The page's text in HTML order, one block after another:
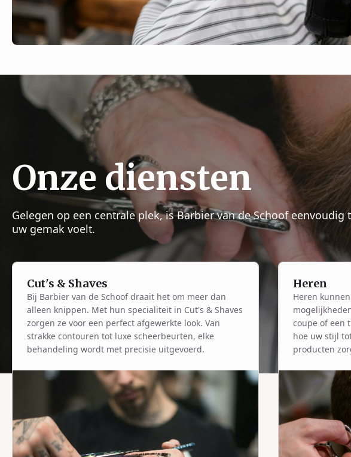
Onze diensten
Gelegen op een centrale plek, is Barbier van de Schoof
uw gemak voelt.
Cut's & Shaves
Bij Barbier van de Schoof draait het om meer dan
alleen knippen. Met hun specialiteit in Cut's & Shaves
zorgen ze voor een perfect afgewerkte look. Van
strakke contouren tot luxe scheerbeurten, elke
behandeling wordt met precisie uitgevoerd.
Heren
Heren
coupe of een
hoe uw stijl
producten